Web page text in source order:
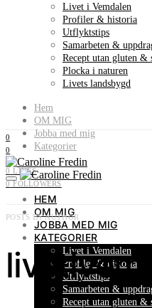
Livet i Vemdalen
Profiler & historia
Utflyktstips
Samarbeten &
Recept utan gluten &
Plocka i naturen
Livets landsbygd
Hem
OM MIG
Jobba med mig
Kategorier
0 LIKES
0 FOLLOWERS
0
0
HEM
OM MIG
JOBBA MED MIG
KATEGORIER
Livet i Vemdalen
Profiler & historia
Utflyktstips
Samarbeten &
Recept utan gluten &
POSTS BY AUTHOR